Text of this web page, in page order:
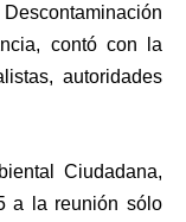
contó con la
autoridades
Ciudadana,
a la reunión sólo